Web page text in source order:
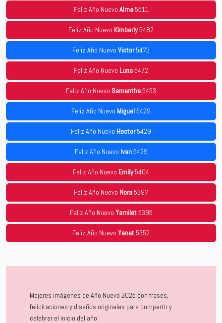
Feliz Año Nuevo Alma5511
Feliz Año Nuevo Kimberly5482
Feliz Año Nuevo Victor5473
Feliz Año Nuevo Luna5472
Feliz Año Nuevo Samantha5453
Feliz Año Nuevo Miguel5429
Feliz Año Nuevo Hector5429
Feliz Año Nuevo Ivan5429
Feliz Año Nuevo Emily5404
Feliz Año Nuevo Nora5397
Feliz Año Nuevo Yamilet5395
Feliz Año Nuevo Yanet5352
Mejores imágenes de Año Nuevo 2025 con frases,
felicitaciones y diseños originales para compartir y
celebrar el inicio del año.